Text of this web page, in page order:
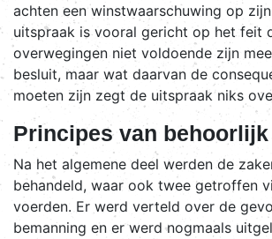
achten een winstwaarschuwing op
uitspraak is vooral gericht op het feit
overwegingen niet voldoende zijn
besluit, maar wat daarvan de
moeten zijn zegt de uitspraak niks
Principes van
Na het algemene deel werden de
behandeld, waar ook twee getroffen
voerden. Er werd verteld over de
bemanning en er werd nogmaals